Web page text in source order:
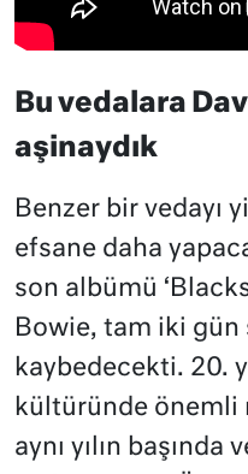
Bu vedalara
aşinaydık
Benzer bir vedayı
efsane daha
son albümü
Bowie, tam iki gün
kaybedecekti. 20.
kültüründe önemli
aynı yılın başında